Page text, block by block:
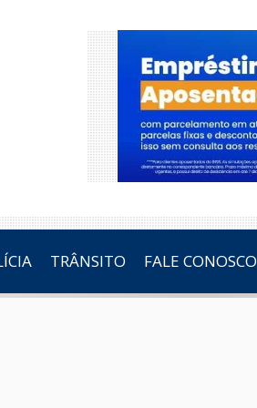
TRÂNSITO FALE CONOSCO